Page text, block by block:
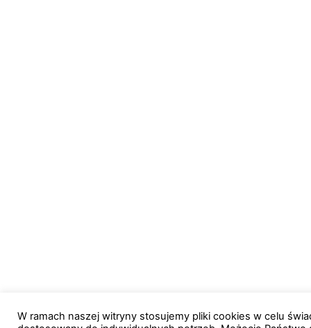
W ramach naszej witryny stosujemy pliki cookies w celu